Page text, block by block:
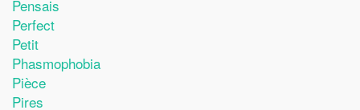
Pensais
Perfect
Petit
Phasmophobia
Pièce
Pires